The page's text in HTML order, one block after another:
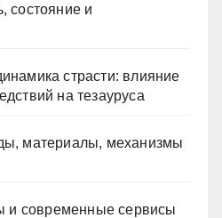
состояние и
страсти: влияние
на тезауруса
материалы, механизмы
и современные сервисы